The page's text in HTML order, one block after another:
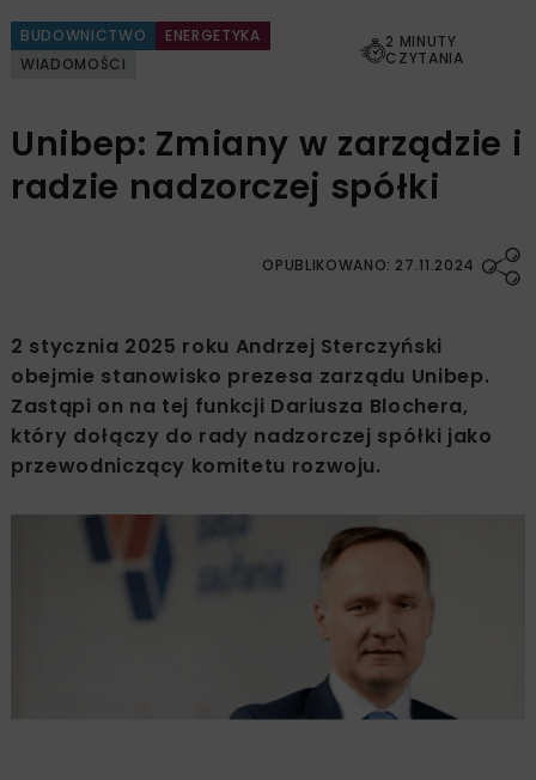
BUDOWNICTWO
ENERGETYKA
WIADOMOŚCI
2 MINUTY
CZYTANIA
Unibep: Zmiany w zarządzie i
radzie nadzorczej spółki
OPUBLIKOWANO: 27.11.2024
2 stycznia 2025 roku Andrzej Sterczyński
obejmie stanowisko prezesa zarządu Unibep.
Zastąpi on na tej funkcji Dariusza Blochera,
który dołączy do rady nadzorczej spółki jako
przewodniczący komitetu rozwoju.